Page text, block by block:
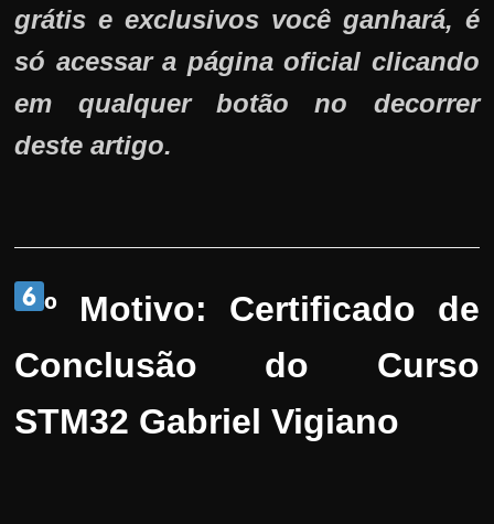
grátis e exclusivos você ganhará, é
só acessar a página oficial clicando
em qualquer botão no decorrer
deste artigo.
º Motivo: Certificado de
Conclusão do Curso
STM32 Gabriel Vigiano